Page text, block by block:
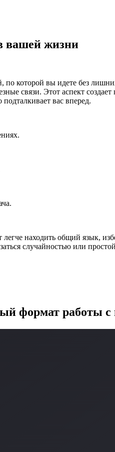
вашей жизни
которой вы идете без
связи. Этот аспект
вас вперед.
находить общий язык,
случайностью или
формат работы с